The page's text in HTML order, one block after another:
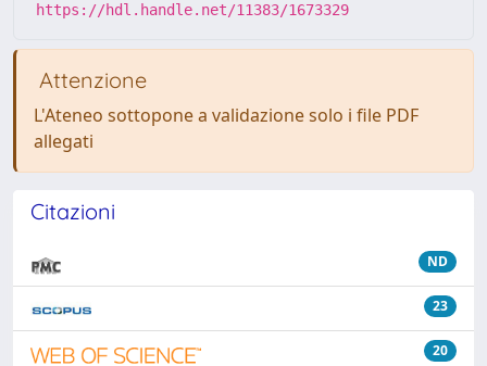
https://hdl.handle.net/11383/1673329
Attenzione
L'Ateneo sottopone a validazione solo i file PDF
allegati
Citazioni
ND
23
20